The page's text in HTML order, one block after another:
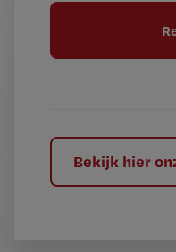
t
l
Bekijk hier